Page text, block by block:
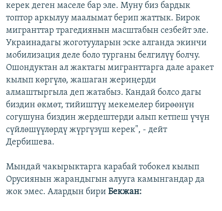
керек деген маселе бар эле. Муну биз бардык
топтор аркылуу маалымат берип жаттык. Бирок
мигранттар трагедиянын масштабын сезбейт эле.
Украинадагы жоготууларын эске алганда экинчи
мобилизация деле боло турганы белгилүү болчу.
Ошондуктан ал жактагы мигранттарга дале аракет
кылып көргүлө, жашаган жериңерди
алмаштыргыла деп жатабыз. Кандай болсо дагы
биздин өкмөт, тийиштүү мекемелер бирөөнүн
согушуна биздин жердештерди алып кетпеш үчүн
сүйлөшүүлөрдү жүргүзүш керек", - дейт
Дербишева.
Мындай чакырыктарга карабай тобокел кылып
Орусиянын жарандыгын алууга камынгандар да
жок эмес. Алардын бири Бекжан: